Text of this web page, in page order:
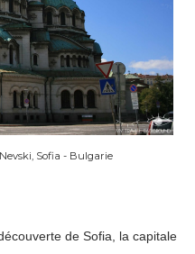
Sofia - Bulgarie
de Sofia, la capitale